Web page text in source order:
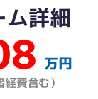
ム詳細
万円
経費含む）